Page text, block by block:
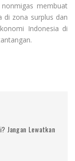
membuat
di zona surplus dan
Indonesia di
Jangan Lewatkan